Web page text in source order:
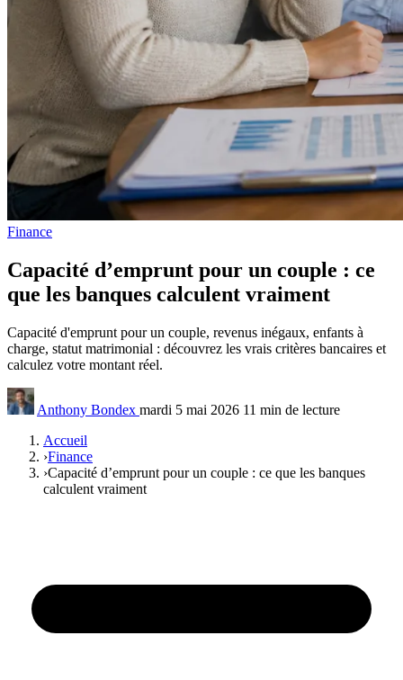
Finance
Capacité d’emprunt pour un couple : ce
que les banques calculent vraiment
Capacité d'emprunt pour un couple, revenus inégaux, enfants à
charge, statut matrimonial : découvrez les vrais critères bancaires et
calculez votre montant réel.
Anthony Bondex mardi 5 mai 2026 11 min de lecture
Accueil
›Finance
›Capacité d’emprunt pour un couple : ce que les banques
calculent vraiment